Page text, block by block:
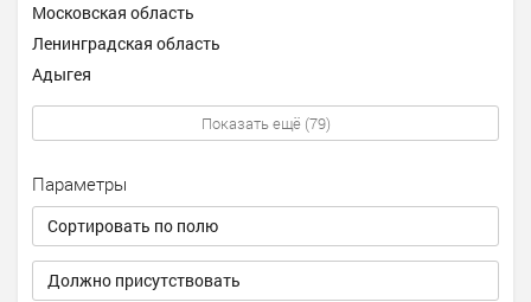
Московская область
Ленинградская область
Адыгея
Показать ещё (79)
Параметры
Сортировать по полю
Должно присутствовать